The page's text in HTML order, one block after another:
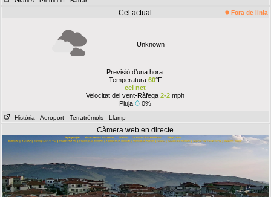
Cel actual Fora de línia
Unknown
Previsió d’una hora:
Temperatura 60°F
cel net
Velocitat del vent-Ràfega 2-2 mph
Pluja
0%
Història - Aeroport - Terratrèmols - Llamp
Càmera web en directe